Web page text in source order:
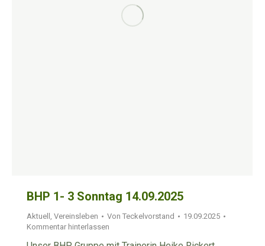
BHP 1- 3 Sonntag 14.09.2025
Aktuell Vereinsleben Von Teckelvorstand
19.09.2025
Kommentar hinterlassen